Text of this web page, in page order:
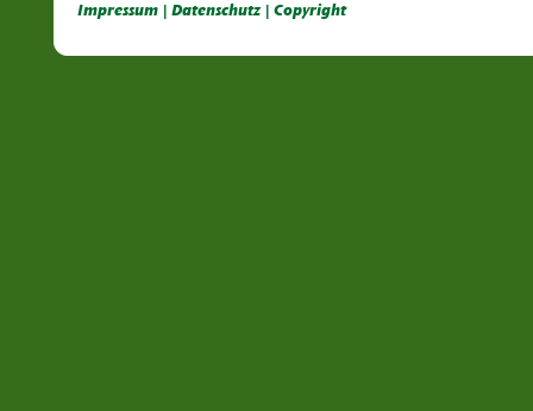
Impressum | Datenschutz | Copyright